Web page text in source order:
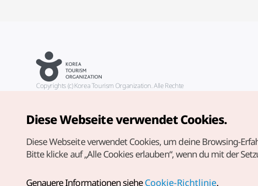
Copyrights (c) Korea Tourism Organization. Alle Rechte
german@knto.or.kr
Diese Webseite verwendet Cookies.
Diese Webseite verwendet Cookies, um deine Browsing-
Bitte klicke auf „Alle Cookies erlauben“, wenn du mit der
Genauere Informationen sieheCookie-Richtlinie.